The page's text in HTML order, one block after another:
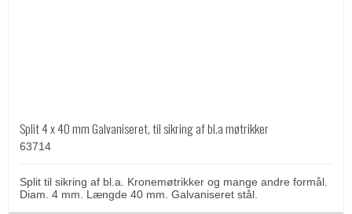
Split 4 x 40 mm Galvaniseret, til sikring af bl.a møtrikker
63714
Split til sikring af bl.a. Kronemøtrikker og mange andre formål.
Diam. 4 mm. Længde 40 mm. Galvaniseret stål.